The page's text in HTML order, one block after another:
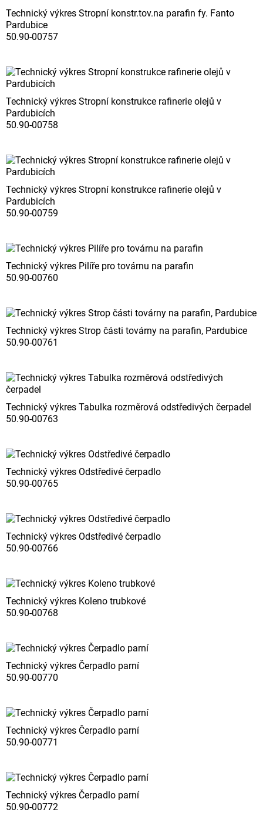
Technický výkres Stropní konstr.tov.na parafin fy. Fanto
Pardubice
50.90-00757
Technický výkres Stropní konstrukce rafinerie olejů v
Pardubicích
50.90-00758
Technický výkres Stropní konstrukce rafinerie olejů v
Pardubicích
50.90-00759
Technický výkres Pilíře pro továrnu na parafin
50.90-00760
Technický výkres Strop části továrny na parafin, Pardubice
50.90-00761
Technický výkres Tabulka rozměrová odstředivých čerpadel
50.90-00763
Technický výkres Odstředivé čerpadlo
50.90-00765
Technický výkres Odstředivé čerpadlo
50.90-00766
Technický výkres Koleno trubkové
50.90-00768
Technický výkres Čerpadlo parní
50.90-00770
Technický výkres Čerpadlo parní
50.90-00771
Technický výkres Čerpadlo parní
50.90-00772